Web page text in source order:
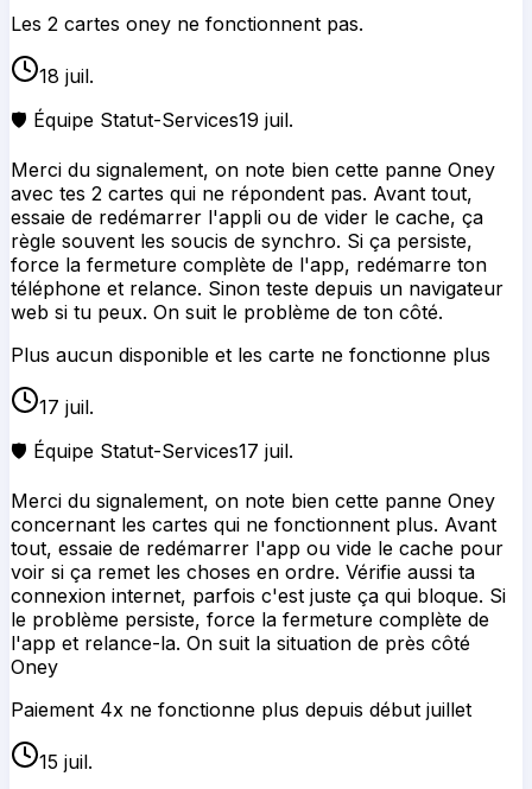
Les 2 cartes oney ne fonctionnent pas.
18 juil.
🛡️ Équipe Statut-Services19 juil.
Merci du signalement, on note bien cette panne Oney
avec tes 2 cartes qui ne répondent pas. Avant tout,
essaie de redémarrer l'appli ou de vider le cache, ça
règle souvent les soucis de synchro. Si ça persiste,
force la fermeture complète de l'app, redémarre ton
téléphone et relance. Sinon teste depuis un navigateur
web si tu peux. On suit le problème de ton côté.
Plus aucun disponible et les carte ne fonctionne plus
17 juil.
🛡️ Équipe Statut-Services17 juil.
Merci du signalement, on note bien cette panne Oney
concernant les cartes qui ne fonctionnent plus. Avant
tout, essaie de redémarrer l'app ou vide le cache pour
voir si ça remet les choses en ordre. Vérifie aussi ta
connexion internet, parfois c'est juste ça qui bloque. Si
le problème persiste, force la fermeture complète de
l'app et relance-la. On suit la situation de près côté
Oney
Paiement 4x ne fonctionne plus depuis début juillet
15 juil.